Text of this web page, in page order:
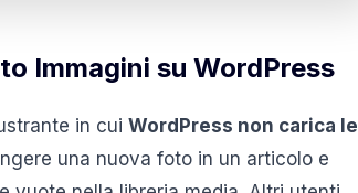
Immagini su WordPress
in cui WordPress non carica le
una nuova foto in un articolo e